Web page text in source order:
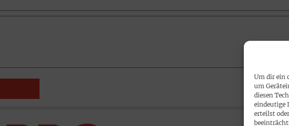
Um dir ein
um
diesen
eindeutige
erteilst